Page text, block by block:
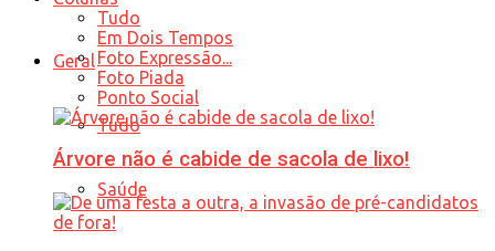
Geral
Tudo
Saúde
Tudo
Em Dois Tempos
Foto Expressão...
Foto Piada
Ponto Social
Árvore não é cabide de sacola de lixo!